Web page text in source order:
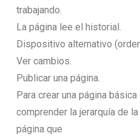
trabajando.
La página lee el historial.
Dispositivo alternativo
Ver cambios.
Publicar una página.
Para crear una página
comprender la jerarquía de
página que